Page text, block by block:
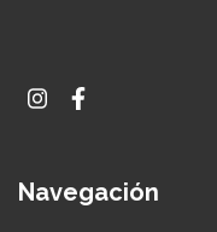
Navegación